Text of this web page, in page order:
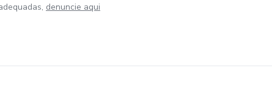
denuncie aqui